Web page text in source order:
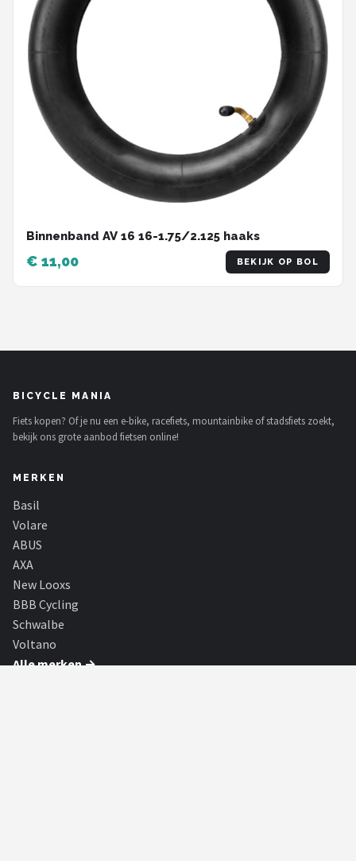
Binnenband AV 16 16-1.75/2.125 haaks
€ 11,00 BEKIJK OP BOL
BICYCLE MANIA
Fiets kopen? Of je nu een e-bike, racefiets, mountainbike of stadsfiets zoekt,
bekijk ons grote aanbod fietsen online!
MERKEN
Basil
Volare
ABUS
AXA
New Looxs
BBB Cycling
Schwalbe
Voltano
Alle merken →